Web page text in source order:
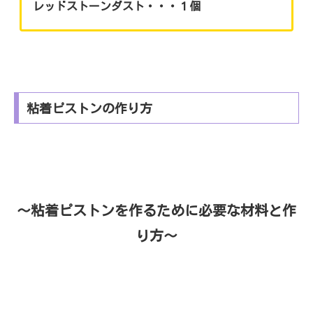
レッドストーンダスト・・・１個
粘着ピストンの作り方
～粘着ピストンを作るために必要な材料と作
り方～